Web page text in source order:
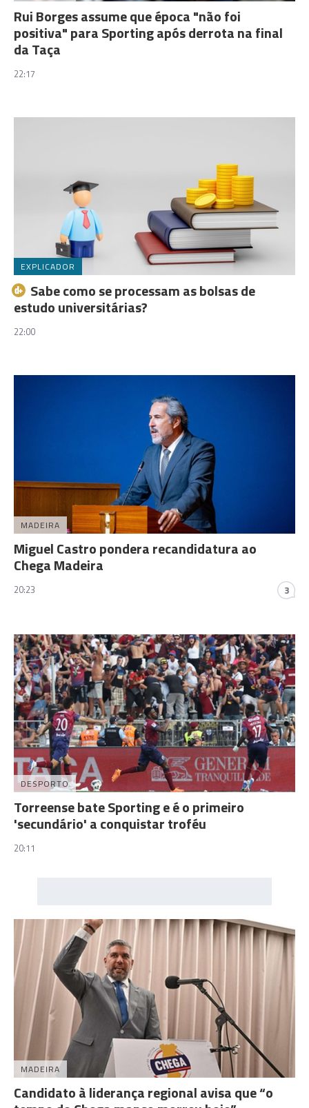
Rui Borges assume que época "não foi
positiva" para Sporting após derrota na final
da Taça
22:17
EXPLICADOR
Sabe como se processam as bolsas de
estudo universitárias?
22:00
MADEIRA
Miguel Castro pondera recandidatura ao
Chega Madeira
20:23 3
DESPORTO
Torreense bate Sporting e é o primeiro
'secundário' a conquistar troféu
20:11
MADEIRA
Candidato à liderança regional avisa que “o